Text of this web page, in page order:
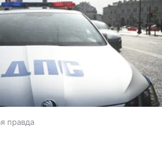
правда